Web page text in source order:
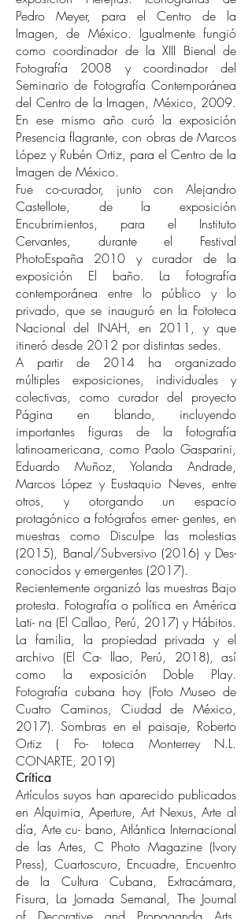
Pedro Meyer, para el Centro de la
Imagen, de México. Igualmente fungió
como coordinador de la XIII Bienal de
Fotografía 2008 y coordinador del
Seminario de Fotografía Contemporánea
del Centro de la Imagen, México, 2009.
En ese mismo año curó la exposición
Presencia flagrante, con obras de Marcos
López y Rubén Ortiz, para el Centro de la
Imagen de México.
Fue co-curador, junto con Alejandro
Castellote, de la exposición
Encubrimientos, para el Instituto
Cervantes, durante el Festival
PhotoEspaña 2010 y curador de la
exposición El baño. La fotografía
contemporánea entre lo público y lo
privado, que se inauguró en la Fototeca
Nacional del INAH, en 2011, y que
itineró desde 2012 por distintas sedes.
A partir de 2014 ha organizado
múltiples exposiciones, individuales y
colectivas, como curador del proyecto
Página en blando, incluyendo
importantes figuras de la fotografía
latinoamericana, como Paolo Gasparini,
Eduardo Muñoz, Yolanda Andrade,
Marcos López y Eustaquio Neves, entre
otros, y otorgando un espacio
protagónico a fotógrafos emer- gentes, en
muestras como Disculpe las molestias
(2015), Banal/Subversivo (2016) y Des-
conocidos y emergentes (2017).
Recientemente organizó las muestras Bajo
protesta. Fotografía o política en América
Lati- na (El Callao, Perú, 2017) y Hábitos.
La familia, la propiedad privada y el
archivo (El Ca- llao, Perú, 2018), así
como la exposición Doble Play.
Fotografía cubana hoy (Foto Museo de
Cuatro Caminos, Ciudad de México,
2017). Sombras en el paisaje, Roberto
Ortiz ( Fo- toteca Monterrey N.L.
CONARTE, 2019)
Crítica
Artículos suyos han aparecido publicados
en Alquimia, Aperture, Art Nexus, Arte al
día, Arte cu- bano, Atlántica Internacional
de las Artes, C Photo Magazine (Ivory
Press), Cuartoscuro, Encuadre, Encuentro
de la Cultura Cubana, Extracámara,
Fisura, La Jornada Semanal, The Journal